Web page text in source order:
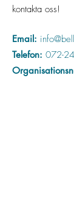
kontakta oss!
Email:
Telefon: 072-